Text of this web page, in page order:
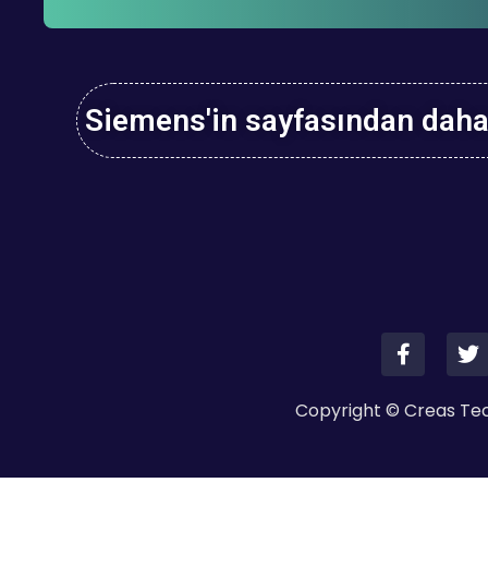
Siemens'in sayfasından
Copyright © Creas